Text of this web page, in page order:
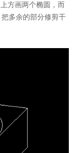
方画两个椭圆，而
多余的部分修剪干